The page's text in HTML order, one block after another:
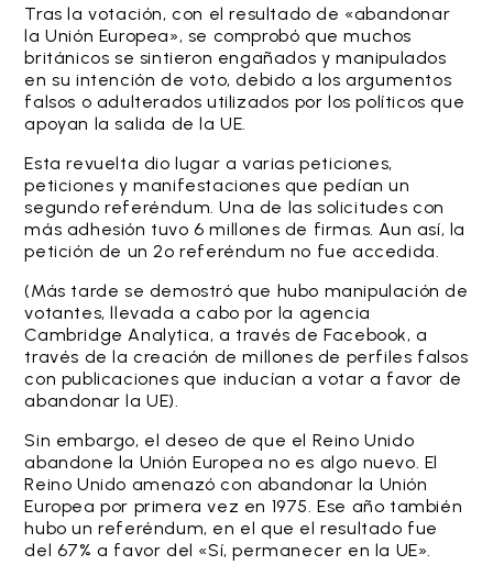
Tras la votación, con el resultado de «abandonar
la Unión Europea», se comprobó que muchos
británicos se sintieron engañados y manipulados
en su intención de voto, debido a los argumentos
falsos o adulterados utilizados por los políticos que
apoyan la salida de la UE.
Esta revuelta dio lugar a varias peticiones,
peticiones y manifestaciones que pedían un
segundo referéndum. Una de las solicitudes con
más adhesión tuvo 6 millones de firmas. Aun así, la
petición de un 2º referéndum no fue accedida.
(Más tarde se demostró que hubo manipulación de
votantes, llevada a cabo por la agencia
Cambridge Analytica, a través de Facebook, a
través de la creación de millones de perfiles falsos
con publicaciones que inducían a votar a favor de
abandonar la UE).
Sin embargo, el deseo de que el Reino Unido
abandone la Unión Europea no es algo nuevo. El
Reino Unido amenazó con abandonar la Unión
Europea por primera vez en 1975. Ese año también
hubo un referéndum, en el que el resultado fue
del 67% a favor del «Sí, permanecer en la UE».